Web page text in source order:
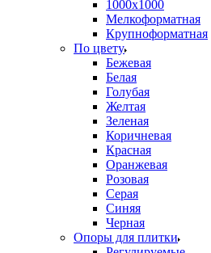
1000х1000
Мелкоформатная
Крупноформатная
По цвету
Бежевая
Белая
Голубая
Желтая
Зеленая
Коричневая
Красная
Оранжевая
Розовая
Серая
Синяя
Черная
Опоры для плитки